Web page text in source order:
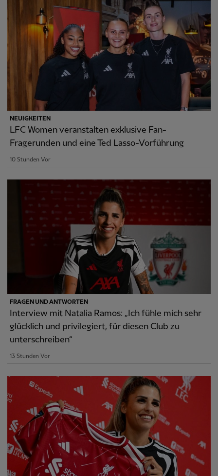
NEUIGKEITEN
LFC Women veranstalten exklusive Fan-
Fragerunden und eine Ted Lasso-Vorführung
10 Stunden Vor
FRAGEN UND ANTWORTEN
Interview mit Natalia Ramos: „Ich fühle mich sehr
glücklich und privilegiert, für diesen Club zu
unterschreiben“
13 Stunden Vor